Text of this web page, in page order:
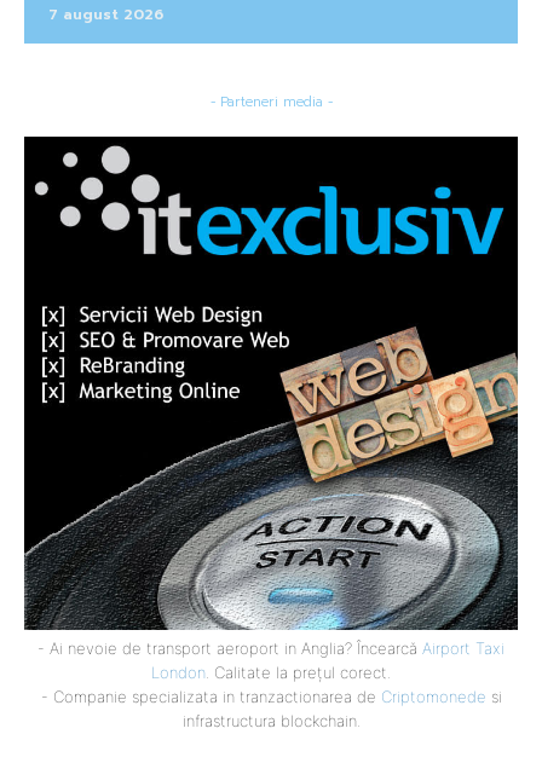
7 august 2026
- Parteneri media -
- Ai nevoie de transport aeroport in Anglia? Încearcă Airport Taxi
London . Calitate la prețul corect.
- Companie specializata in tranzactionarea de Criptomonede si
infrastructura blockchain.